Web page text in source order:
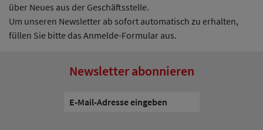
über Neues aus der Geschäftsstelle.
Um unseren Newsletter ab sofort automatisch zu erhalten,
füllen Sie bitte das Anmelde-Formular aus.
Newsletter abonnieren